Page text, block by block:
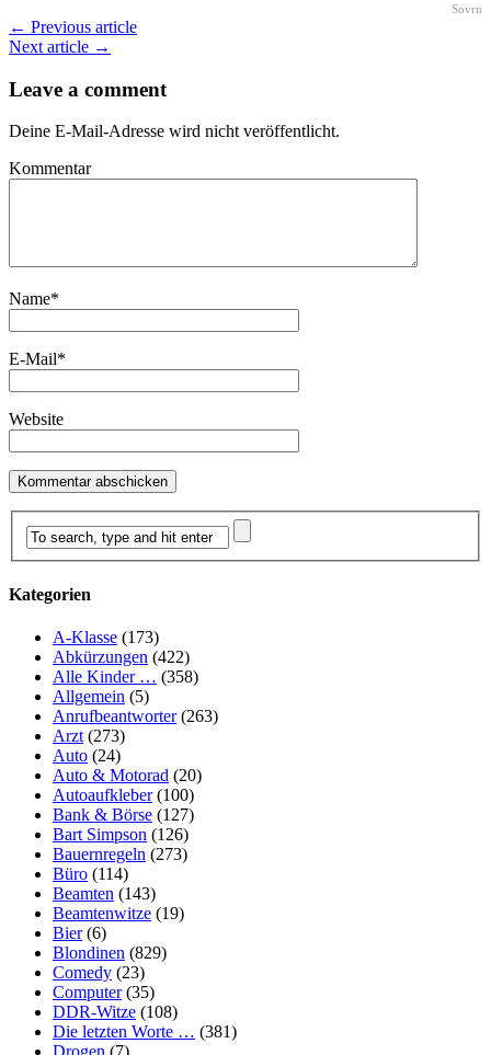
Sovrn
← Previous article
Next article →
Leave a comment
Deine E-Mail-Adresse wird nicht veröffentlicht.
Kommentar
Name*
E-Mail*
Website
Kategorien
A-Klasse (173)
Abkürzungen (422)
Alle Kinder … (358)
Allgemein (5)
Anrufbeantworter(263)
Arzt(273)
Auto (24)
Auto & Motorad (20)
Autoaufkleber(100)
Bank & Börse (127)
Bart Simpson (126)
Bauernregeln (273)
Büro (114)
Beamten (143)
Beamtenwitze (19)
Bier(6)
Blondinen (829)
Comedy (23)
Computer(35)
DDR-Witze (108)
Die letzten Worte … (381)